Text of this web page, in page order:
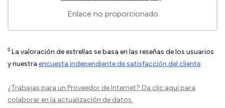
Enlace no proporcionado
◊ La valoración de estrellas se basa en las reseñas de los usuarios
y nuestra encuesta independiente de satisfacción del cliente.
¿Trabajas para un Proveedor de Internet? Da clic aquípara
colaborar en la actualización de datos.